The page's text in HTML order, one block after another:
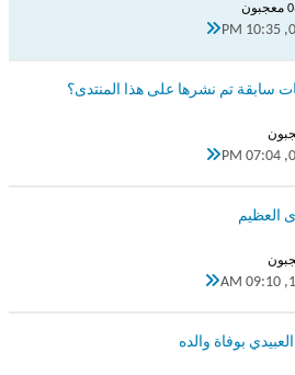
0 معجبون
سابقة تم نشرها على هذا المنتدى؟
العظيم
بوفاة والده